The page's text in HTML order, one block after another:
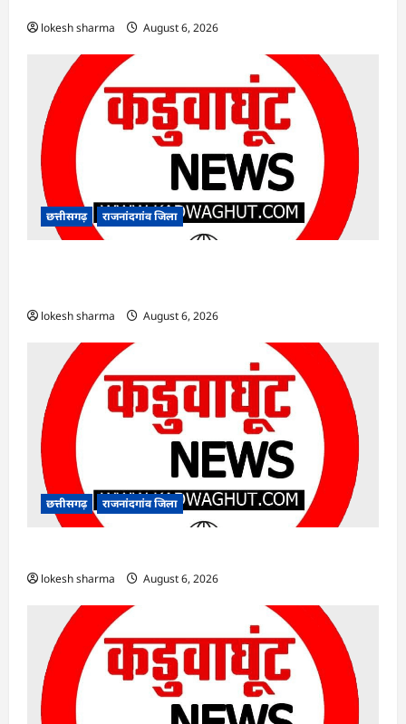
lokesh sharma August 6, 2026
छत्तीसगढ़ राजनांदगांव जिला
lokesh sharma August 6, 2026
छत्तीसगढ़ राजनांदगांव जिला
lokesh sharma August 6, 2026